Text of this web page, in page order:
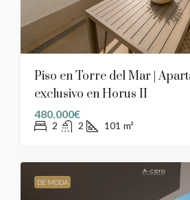
Piso en Torre del Mar |
exclusivo en Horus II
480.000€
2 2 101 m²
DE MODA